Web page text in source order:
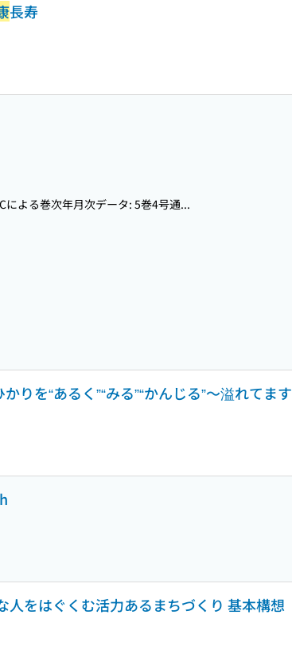
長寿
による巻次年月次データ: 5巻4号通...
りを“あるく”“みる”“かんじる”〜溢れてます
人をはぐくむ活力あるまちづくり 基本構想